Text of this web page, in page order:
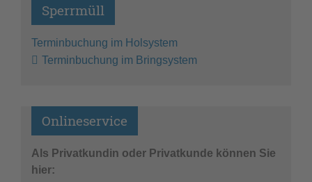
Sperrmüll
Terminbuchung im Holsystem
Terminbuchung im Bringsystem
Onlineservice
Als Privatkundin oder Privatkunde können Sie
hier: